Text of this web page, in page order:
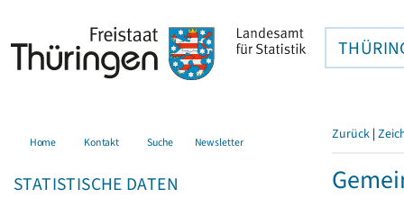
Home Kontakt Suche Newsletter
STATISTISCHE DATEN
Zurück |